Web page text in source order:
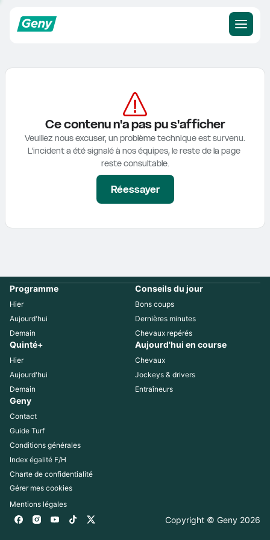
Ce contenu n'a pas pu s'afficher
Veuillez nous excuser, un problème technique est survenu.
L'incident a été signalé à nos équipes, le reste de la page
reste consultable.
Réessayer
Programme
Hier
Aujourd'hui
Demain
Conseils du jour
Bons coups
Dernières minutes
Chevaux repérés
Quinté+
Hier
Aujourd'hui
Demain
Aujourd'hui en course
Chevaux
Jockeys & drivers
Entraîneurs
Geny
Contact
Guide Turf
Conditions générales
Index égalité F/H
Charte de confidentialité
Gérer mes cookies
Mentions légales
Copyright © Geny 2026